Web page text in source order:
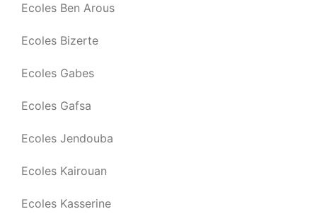
Ecoles Ben Arous
Ecoles Bizerte
Ecoles Gabes
Ecoles Gafsa
Ecoles Jendouba
Ecoles Kairouan
Ecoles Kasserine